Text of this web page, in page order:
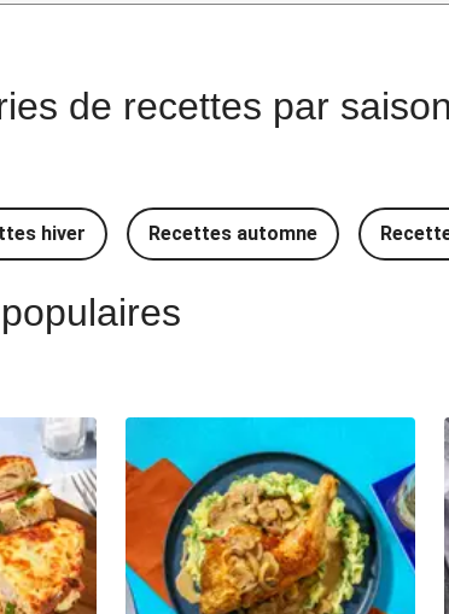
Idée Recettes espagnoles
de recettes par
hiver Recettes automne